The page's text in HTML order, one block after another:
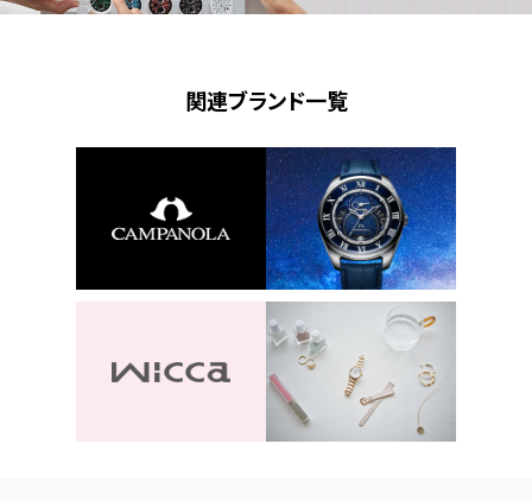
関連ブランド一覧